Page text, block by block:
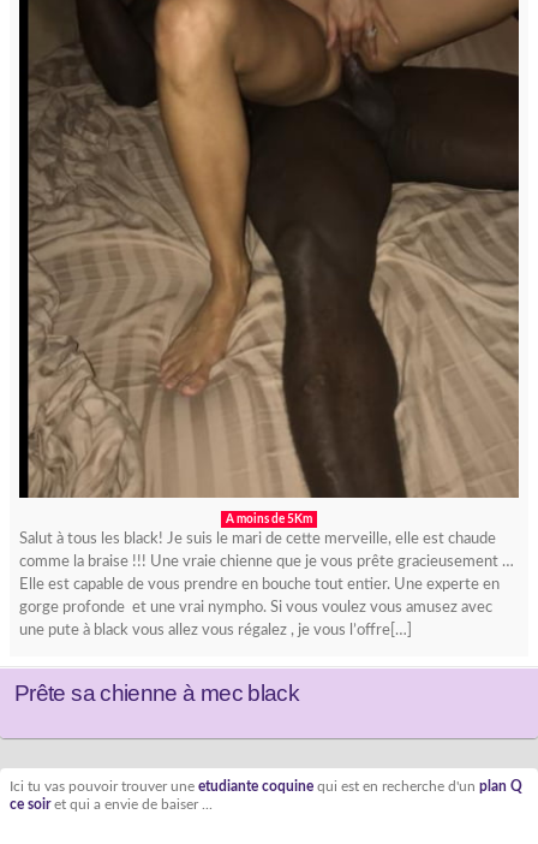
A moins de 5Km
Salut à tous les black! Je suis le mari de cette merveille, elle est chaude
comme la braise !!! Une vraie chienne que je vous prête gracieusement …
Elle est capable de vous prendre en bouche tout entier. Une experte en
gorge profonde et une vrai nympho. Si vous voulez vous amusez avec
une pute à black vous allez vous régalez , je vous l’offre[…]
Prête sa chienne à mec black
Ici tu vas pouvoir trouver une etudiante coquine qui est en recherche d'un plan Q
ce soiret qui a envie de baiser ...